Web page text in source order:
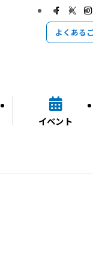
イベント
よくある